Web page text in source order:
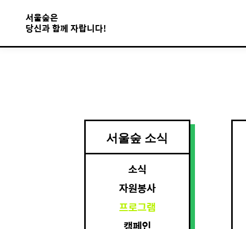
서울숲은
당신과 함께 자랍니다!
서울숲 소식
소식
자원봉사
프로그램
캠페인